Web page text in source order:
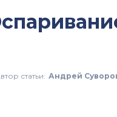
статьи: Андрей